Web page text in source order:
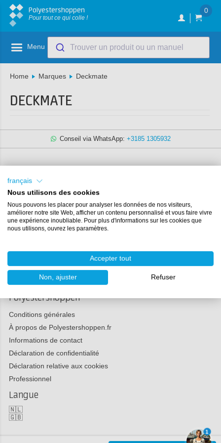
Polyestershoppen
Pour tout ce qui colle !
0
Menu Trouver un produit ou un manuel
Home Marques Deckmate
DECKMATE
Conseil via WhatsApp: +3185 1305932
Service Clients
Commander et livrer
Retour
Payer
Polyestershoppen
Conditions générales
À propos de Polyestershoppen.fr
Informations de contact
Déclaration de confidentialité
Déclaration relative aux cookies
Professionnel
Langue
🇳🇱
🇬🇧
français
Nous utilisons des cookies
Nous pouvons les placer pour analyser les données de nos visiteurs,
améliorer notre site Web, afficher un contenu personnalisé et vous faire vivre
une expérience inoubliable. Pour plus d'informations sur les cookies que
nous utilisons, ouvrez les paramètres.
Accepter tout
Non, ajuster Refuser
1